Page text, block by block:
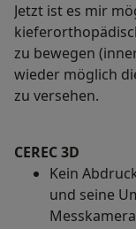
Jetzt ist es mir
zu bewegen
wieder möglich
zu versehen.
CEREC 3D
Kein
und seine